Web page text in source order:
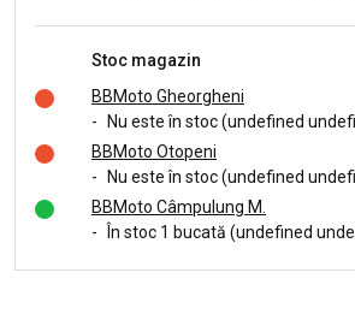
Stoc magazin
BBMoto Gheorgheni
-
Nu este în stoc (undefined
BBMoto Otopeni
-
Nu este în stoc (undefined
BBMoto Câmpulung M.
-
În stoc 1 bucată (undefined